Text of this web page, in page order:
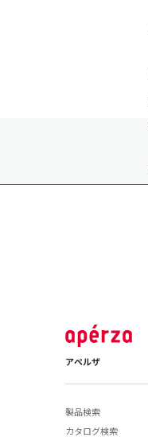
アペルザ
製品検索
カタログ検索